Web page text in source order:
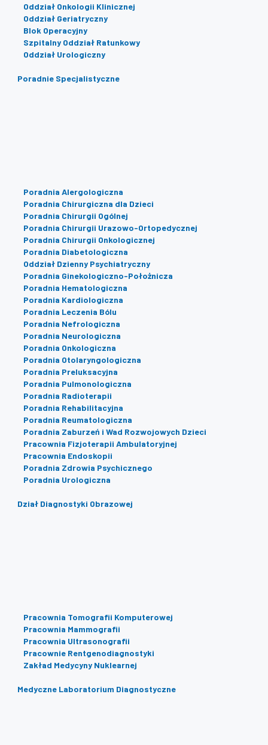
Oddział Onkologii Klinicznej
Oddział Geriatryczny
Blok Operacyjny
Szpitalny Oddział Ratunkowy
Oddział Urologiczny
Poradnie Specjalistyczne
Poradnia Alergologiczna
Poradnia Chirurgiczna dla Dzieci
Poradnia Chirurgii Ogólnej
Poradnia Chirurgii Urazowo-Ortopedycznej
Poradnia Chirurgii Onkologicznej
Poradnia Diabetologiczna
Oddział Dzienny Psychiatryczny
Poradnia Ginekologiczno-Położnicza
Poradnia Hematologiczna
Poradnia Kardiologiczna
Poradnia Leczenia Bólu
Poradnia Nefrologiczna
Poradnia Neurologiczna
Poradnia Onkologiczna
Poradnia Otolaryngologiczna
Poradnia Preluksacyjna
Poradnia Pulmonologiczna
Poradnia Radioterapii
Poradnia Rehabilitacyjna
Poradnia Reumatologiczna
Poradnia Zaburzeń i Wad Rozwojowych Dzieci
Pracownia Fizjoterapii Ambulatoryjnej
Pracownia Endoskopii
Poradnia Zdrowia Psychicznego
Poradnia Urologiczna
Dział Diagnostyki Obrazowej
Pracownia Tomografii Komputerowej
Pracownia Mammografii
Pracownia Ultrasonografii
Pracownie Rentgenodiagnostyki
Zakład Medycyny Nuklearnej
Medyczne Laboratorium Diagnostyczne